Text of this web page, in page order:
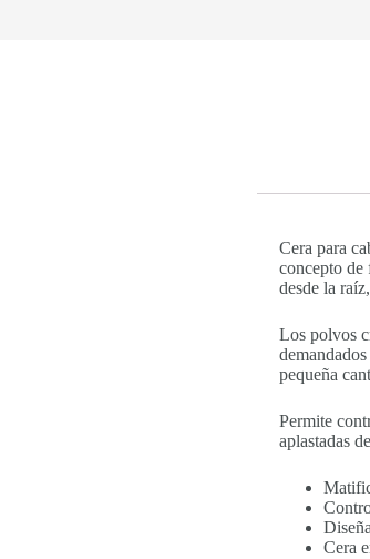
Cera para
concepto de
desde la
Los polvos
pequeña
Permite
aplastadas
Cera